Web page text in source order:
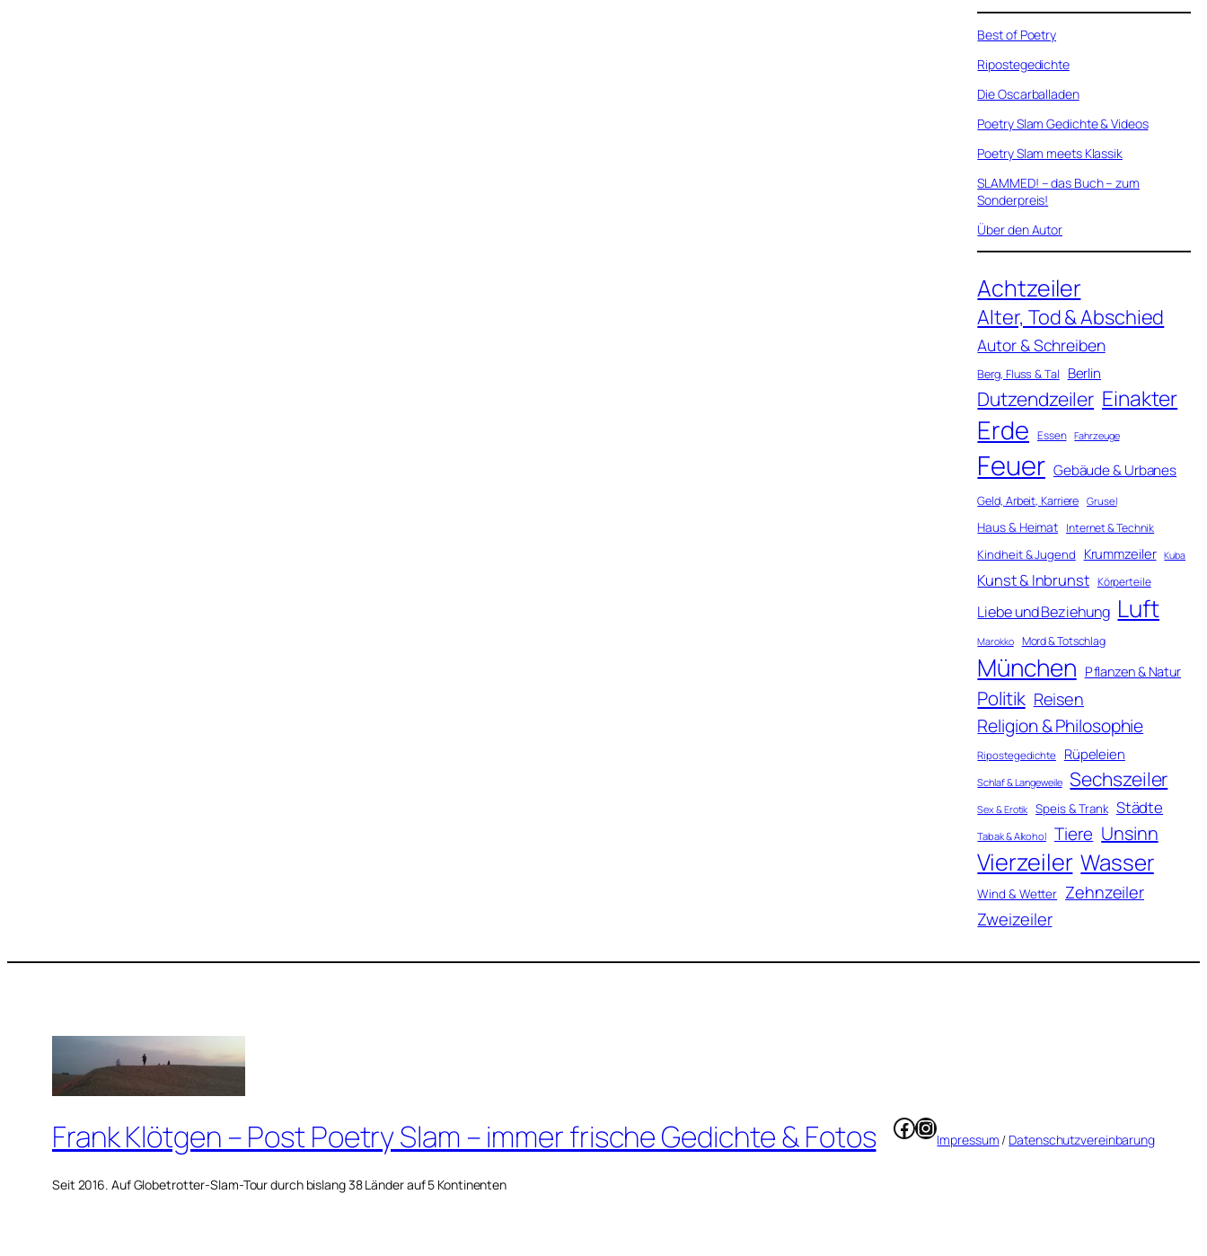
Best of Poetry
Ripostegedichte
Die Oscarballaden
Poetry Slam Gedichte & Videos
Poetry Slam meets Klassik
SLAMMED! – das Buch – zum
Sonderpreis!
Über den Autor
Achtzeiler
Alter, Tod & Abschied
Autor & Schreiben
Berg, Fluss & Tal Berlin
Dutzendzeiler Einakter
Erde Essen Fahrzeuge
Feuer Gebäude & Urbanes
Geld, Arbeit, Karriere Grusel
Haus & Heimat Internet & Technik
Kindheit & Jugend Krummzeiler Kuba
Kunst & Inbrunst Körperteile
Liebe und Beziehung Luft
Marokko Mord & Totschlag
München Pflanzen & Natur
Politik Reisen
Religion & Philosophie
Ripostegedichte Rüpeleien
Schlaf & Langeweile Sechszeiler
Sex & Erotik Speis & Trank Städte
Tabak & Alkohol Tiere Unsinn
Vierzeiler Wasser
Wind & Wetter Zehnzeiler
Zweizeiler
Frank Klötgen – Post Poetry Slam – immer frische Gedichte & Fotos
Seit 2016. Auf Globetrotter-Slam-Tour durch bislang 38 Länder auf 5 Kontinenten
Facebook
Instagram
Impressum / Datenschutzvereinbarung